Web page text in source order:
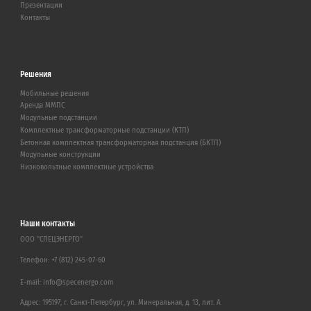
Презентации
Контакты
Решения
Мобильные решения
Аренда ММПС
Модульные подстанции
Комплектные трансформаторные подстанции (КТП)
Бетонная комплектная трансформаторная подстанция (БКТП)
Модульные конструкции
Низковольтные комплектные устройства
Наши контакты
ООО "СПЕЦЭНЕРГО"
Телефон: +7 (812) 245-07-60
E-mail: info@specenergo.com
Адрес: 195197, г. Санкт-Петербург, ул. Минеральная, д. 13, лит. А